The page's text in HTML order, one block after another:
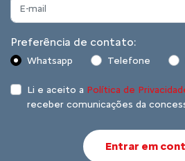
Preferência de contato:
Whatsapp Telefone
Li e aceito a Política de
receber comunicações da
Entrar em